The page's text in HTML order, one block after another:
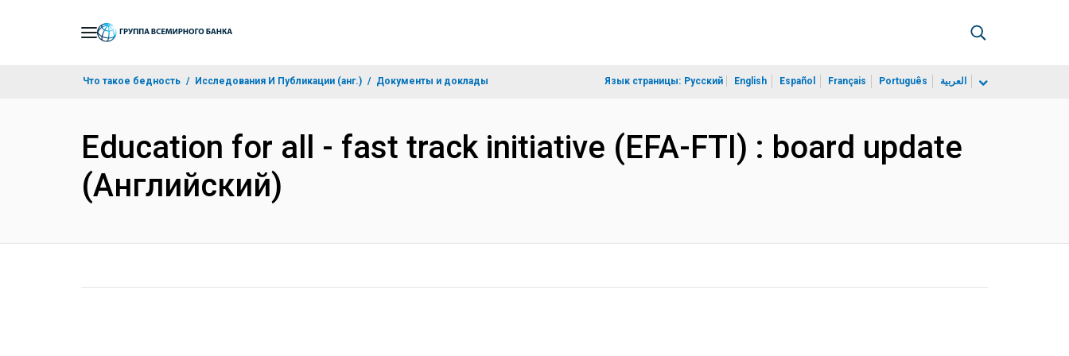
Что такое бедность Исследования И Публикации (анг.) Документы и доклады Язык страницы: Русский English Español Français Português العربية
Education for all - fast track initiative (EFA-FTI) : board update
(Английский)